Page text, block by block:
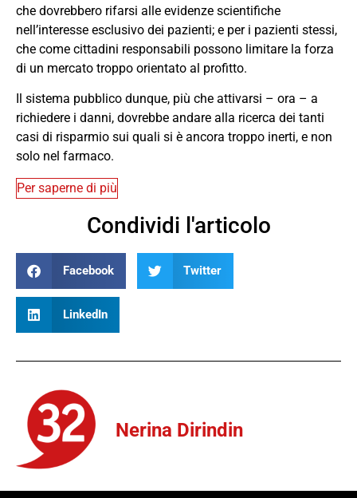
che dovrebbero rifarsi alle evidenze scientifiche
nell’interesse esclusivo dei pazienti; e per i pazienti stessi,
che come cittadini responsabili possono limitare la forza
di un mercato troppo orientato al profitto.
Il sistema pubblico dunque, più che attivarsi – ora – a
richiedere i danni, dovrebbe andare alla ricerca dei tanti
casi di risparmio sui quali si è ancora troppo inerti, e non
solo nel farmaco.
Per saperne di più
Condividi l'articolo
Facebook Twitter
LinkedIn
Nerina Dirindin